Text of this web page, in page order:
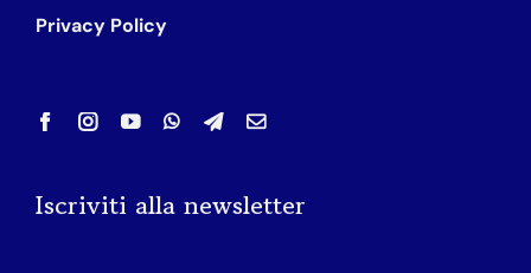
Privacy Policy
Iscriviti alla newsletter